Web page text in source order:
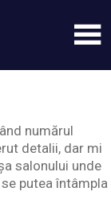
numărul
detalii, dar mi
salonului unde
putea întâmpla